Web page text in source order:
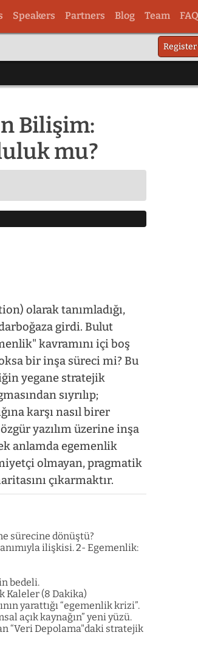
Speakers Partners Blog Team
Bilişim:
mu?
olarak tanımladığı,
girdi. Bulut
kavramını içi boş
bir inşa süreci mi? Bu
yegane stratejik
sıyrılıp;
karşı nasıl birer
yazılım üzerine inşa
anlamda egemenlik
olmayan, pragmatik
çıkarmaktır.
sürecine dönüştü?
ilişkisi. 2- Egemenlik:
bedeli.
Kaleler (8 Dakika)
yarattığı “egemenlik krizi”.
açık kaynağın” yeni yüzü.
“Veri Depolama"daki stratejik